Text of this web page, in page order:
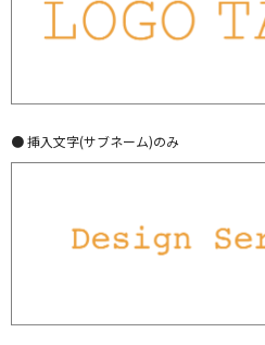
● 挿入文字(サブネーム)のみ